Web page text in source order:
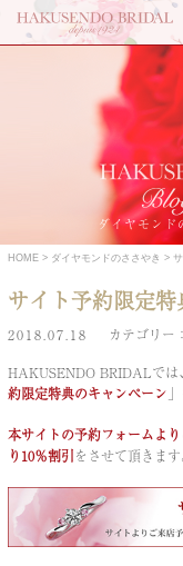
HOME ダイヤモンドのささやき
ダイヤモンド
サイト予約限定
2018.07.18 カテゴリー
HAKUSENDO BRIDALでは
約限定特典のキャンペーン
本サイトの予約フォームよ
り10％割引をさせて頂きます